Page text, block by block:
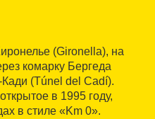
(Gironella), на
комарку Бергеда
(Túnel del Cadí).
в 1995 году,
в стиле «Km 0».